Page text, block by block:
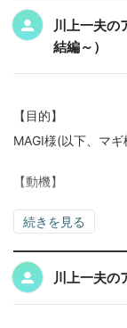
川上一夫
結編～）
【目的】
MAGI様(以下、マギ
【動機】
続きを見る
川上一夫の